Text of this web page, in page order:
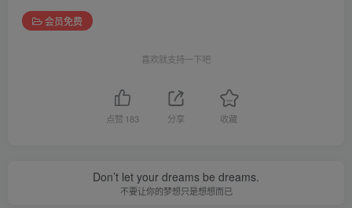
会员免费
喜欢就支持一下吧
点赞 183 分享 收藏
Don’t let your dreams be dreams.
不要让你的梦想只是想想而已